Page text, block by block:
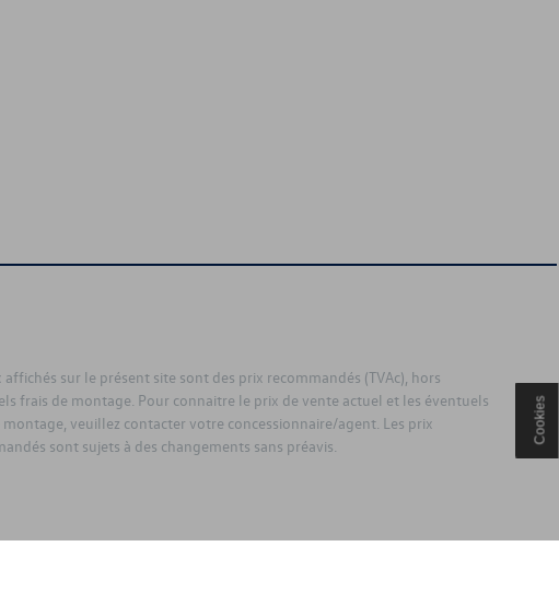
affichés sur le présent site sont des prix recommandés (TVAc), hors
frais de montage. Pour connaitre le prix de vente actuel et les éventuels
montage, veuillez contacter votre concessionnaire/agent. Les prix
sont sujets à des changements sans préavis.
Cookies